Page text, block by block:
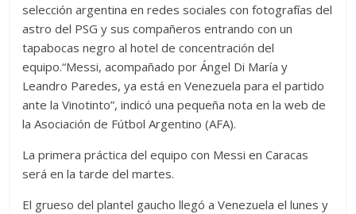
selección argentina en redes sociales con fotografías del
astro del PSG y sus compañeros entrando con un
tapabocas negro al hotel de concentración del
equipo.“Messi, acompañado por Ángel Di María y
Leandro Paredes, ya está en Venezuela para el partido
ante la Vinotinto”, indicó una pequeña nota en la web de
la Asociación de Fútbol Argentino (AFA).
La primera práctica del equipo con Messi en Caracas
será en la tarde del martes.
El grueso del plantel gaucho llegó a Venezuela el lunes y